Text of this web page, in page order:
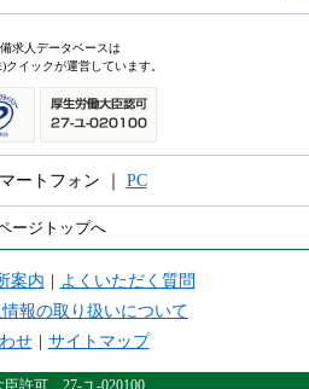
求人データベースは
クイックが運営しています。
ートフォン ｜ PC
ージトップへ
案内
よくいただく質問
報の取り扱いについて
せ
サイトマップ
臣許可 27-ユ-020100